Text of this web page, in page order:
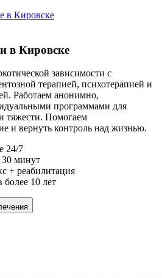
в Кировске
в Кировске
зависимости с
терапией, психотерапией и
Работаем анонимно,
программами для
тяжести. Помогаем
и вернуть контроль над жизнью.
24/7
30 минут
+ реабилитация
10 лет